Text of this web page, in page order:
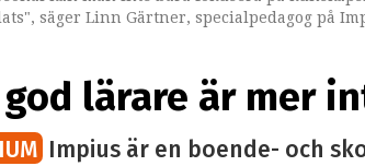
säger Linn Gärtner, specialpedagog på
god lärare är mer
Impius är en boende- och